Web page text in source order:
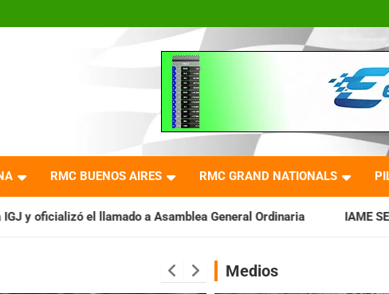
RMC BUENOS AIRES RMC GRAND NATIONALS
a Asamblea General Ordinaria IAME SERIES ARGENTINA:
Medios